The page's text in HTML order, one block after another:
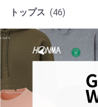
トップス (46)